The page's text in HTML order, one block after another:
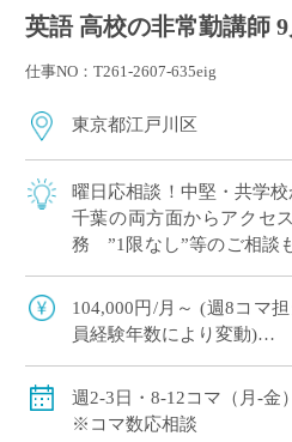
英語 高校の非常勤講師
仕事NO：T261-2607-635eig
東京都江戸川区
曜日応相談！中堅・共学
千葉の両方面からアクセ
務 ”1限なし”等のご相談
104,000円/月～ (週8コマ
員経験年数により変動)
員経験年数により変動)
週2-3日・8-12コマ（月-金）
※コマ数応相談